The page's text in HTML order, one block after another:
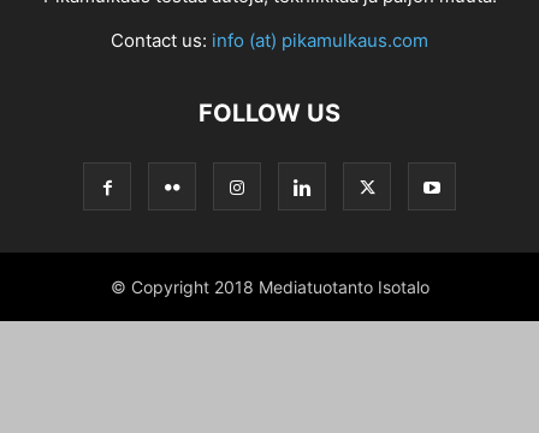
Contact us: info (at) pikamulkaus.com
FOLLOW US
© Copyright 2018 Mediatuotanto Isotalo